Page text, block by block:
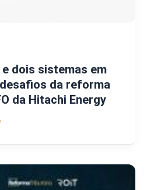
dois sistemas em
da reforma
da Hitachi Energy